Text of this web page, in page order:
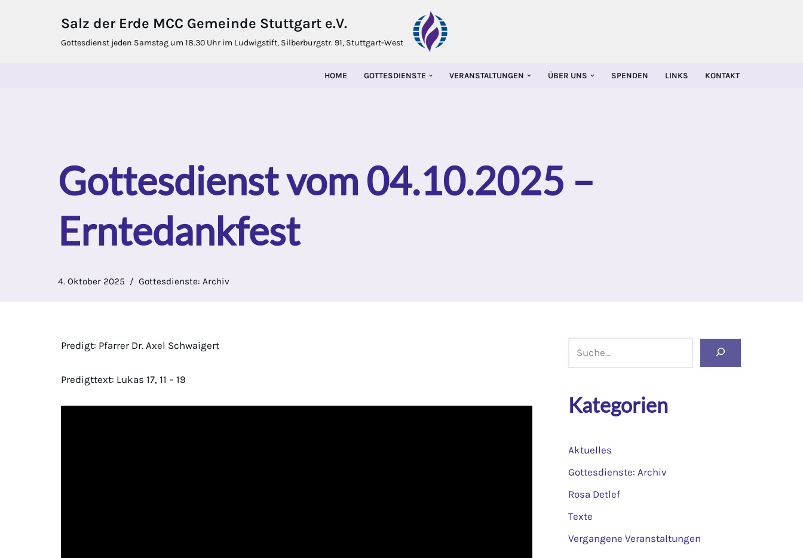
Salz der Erde MCC Gemeinde Stuttgart e.V.
Gottesdienst jeden Samstag um 18.30 Uhr im Ludwigstift, Silberburgstr. 91, Stuttgart-West
HOME GOTTESDIENSTE VERANSTALTUNGEN ÜBER UNS SPENDEN LINKS KONTAKT
Gottesdienst vom 04.10.2025 –
Erntedankfest
4. Oktober 2025 Gottesdienste: Archiv
Predigt: Pfarrer Dr. Axel Schwaigert
Predigttext: Lukas 17, 11 – 19
Kategorien
Aktuelles
Gottesdienste: Archiv
Rosa Detlef
Texte
Vergangene Veranstaltungen